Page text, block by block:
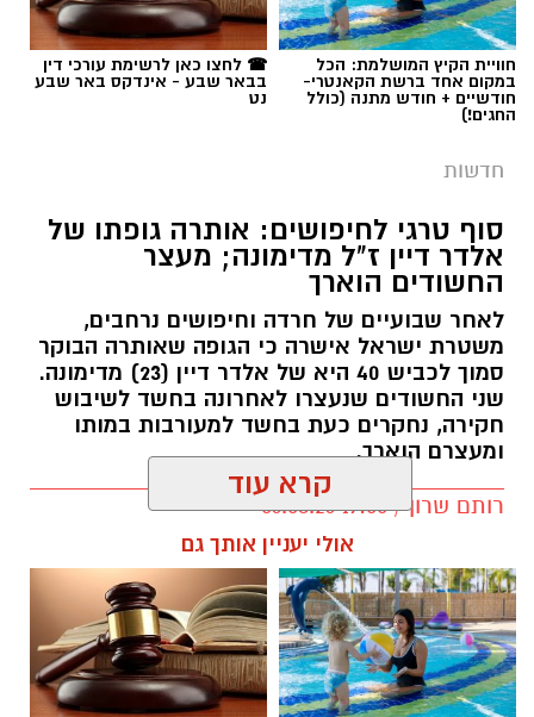
חוויית הקיץ המושלמת: הכל
במקום אחד ברשת הקאנטרי-
חודשיים + חודש מתנה (כולל
החגים!)
☎ לחצו כאן לרשימת עורכי דין
בבאר שבע - אינדקס באר שבע
נט
חדשות
סוף טרגי לחיפושים: אותרה גופתו של
אלדר דיין ז"ל מדימונה; מעצר
החשודים הוארך
לאחר שבועיים של חרדה וחיפושים נרחבים,
משטרת ישראל אישרה כי הגופה שאותרה הבוקר
סמוך לכביש 40 היא של אלדר דיין (23) מדימונה.
שני החשודים שנעצרו לאחרונה בחשד לשיבוש
חקירה, נחקרים כעת בחשד למעורבות במותו
ומעצרם הוארך.
רותם שרון / 19:00 06.08.26
תגים:אלדר דיין
קרא עוד
אולי יעניין אותך גם